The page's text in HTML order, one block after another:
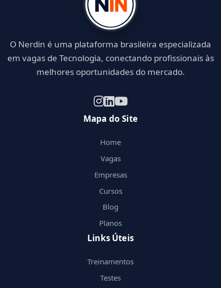
O Nerdin é uma plataforma brasileira especializada
em vagas de Tecnologia, conectando profissionais às
melhores oportunidades do mercado.
Mapa do Site
Home
Vagas
Empresas
Cursos
Blog
Planos
Links Úteis
Treinamentos
Testes